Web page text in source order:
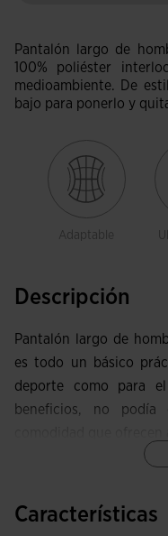
Pantalón largo de
100% poliéster
medioambiente. De
bajo para ponerlo y
Adaptable
Descripción
Pantalón largo de
es todo un básico
deporte como para
beneficios, no
la prenda en todo
Características